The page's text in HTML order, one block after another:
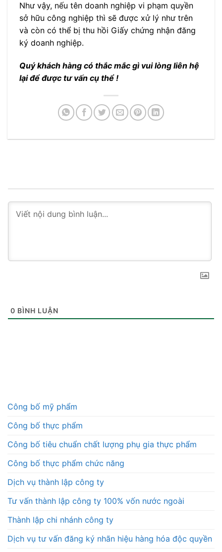
Như vậy, nếu tên doanh nghiệp vi phạm quyền
sở hữu công nghiệp thì sẽ được xử lý như trên
và còn có thể bị thu hồi Giấy chứng nhận đăng
ký doanh nghiệp.
Quý khách hàng có thắc mắc gì vui lòng liên hệ
lại để được tư vấn cụ thể !
0 BÌNH LUẬN
Công bố mỹ phẩm
Công bố thực phẩm
Công bố tiêu chuẩn chất lượng phụ gia thực phẩm
Công bố thực phẩm chức năng
Dịch vụ thành lập công ty
Tư vấn thành lập công ty 100% vốn nước ngoài
Thành lập chi nhánh công ty
Dịch vụ tư vấn đăng ký nhãn hiệu hàng hóa độc quyền